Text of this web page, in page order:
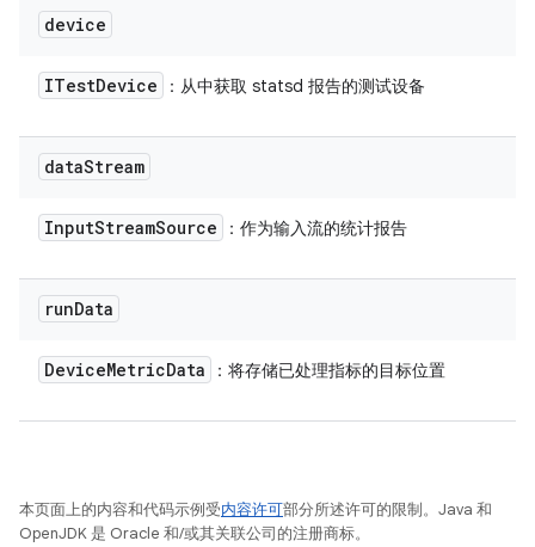
device
ITestDevice ：从中获取 statsd 报告的测试设备
dataStream
InputStreamSource ：作为输入流的统计报告
runData
DeviceMetricData ：将存储已处理指标的目标位置
本页面上的内容和代码示例受内容许可部分所述许可的限制。Java 和
OpenJDK 是 Oracle 和/或其关联公司的注册商标。